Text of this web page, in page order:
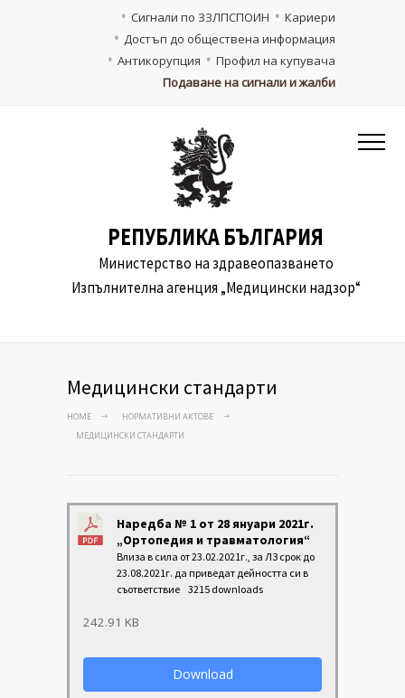
Кариери
Сигнали по ЗЗЛПСПОИН
Достъп до обществена информация
Профил на купувача
Антикорупция
Подаване на сигнали и жалби
РЕПУБЛИКА БЪЛГАРИЯ
Министерство на здравеопазването
Изпълнителна агенция „Медицински надзор“
Медицински стандарти
HOME
НОРМАТИВНИ АКТОВЕ
МЕДИЦИНСКИ СТАНДАРТИ
Наредба № 1 от 28 януари 2021г.
„Ортопедия и травматология“
Влиза в сила от 23.02.2021г., за ЛЗ срок до
23.08.2021г. да приведат дейността си в
съответствие 3215 downloads
242.91 KB
Download